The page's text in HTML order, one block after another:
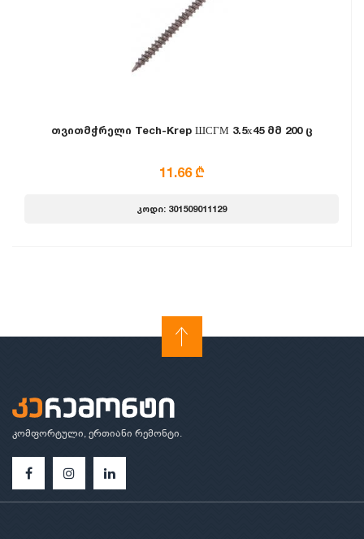
თვითმჭრელი Tech-Krep ШСГМ 3.5х45 მმ 200 ც
11.66 ₾
კოდი: 301509011129
კომფორტული, ერთიანი რემონტი.